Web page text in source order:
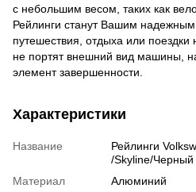
с небольшим весом, таких как
Рейлинги станут Вашим
путешествия, отдыха или поездки
не портят внешний вид машины,
элемент завершенности.
Характеристики
Название
Рейлинги
/Skyline/Черный
Материал
Алюминий